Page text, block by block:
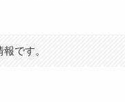
です。